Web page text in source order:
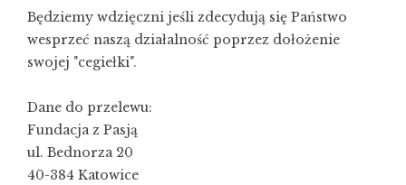
Będziemy wdzięczni jeśli zdecydują się Państwo
wesprzeć naszą działalność poprzez dołożenie
swojej "cegiełki".
Dane do przelewu:
Fundacja z Pasją
ul. Bednorza 20
40-384 Katowice